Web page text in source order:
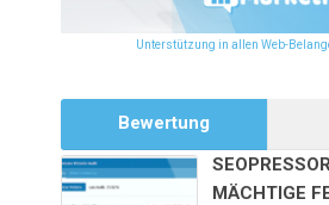
Unterstützung in allen Web-
Bewertung
MÄCHTIGE